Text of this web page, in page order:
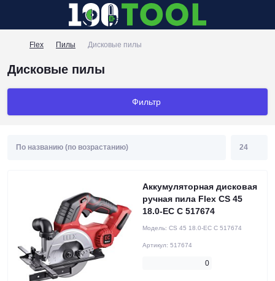
Flex Пилы Дисковые пилы
Дисковые пилы
Фильтр
Аккумуляторная дисковая
ручная пила Flex CS 45
18.0-EC C 517674
Модель: CS 45 18.0-EC C 517674
Артикул: 517674
0